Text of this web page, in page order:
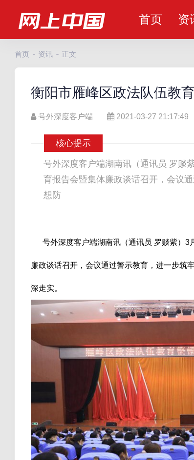
首页 资
首页 资讯 正文
衡阳市雁峰区政法队伍教
号外深度客户端 2021-03-27 21:17:49
核心提示
号外深度客户端湖南讯（通讯员 罗赕
育报告会暨集体廉政谈话召开，会议
想防
号外深度客户端湖南讯（通讯员 罗赕紫）3
廉政谈话召开，会议通过警示教育，进一步筑
深走实。